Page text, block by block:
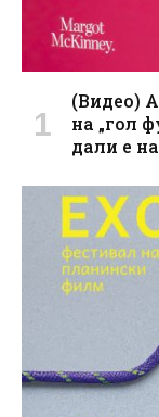
(Видео)
на „гол
дали е